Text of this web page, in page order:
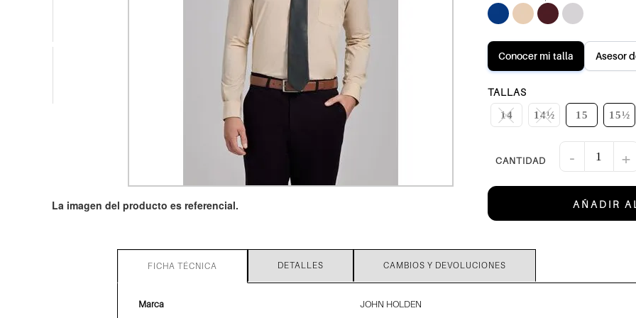
Conocer mi talla Asesor
TALLAS
14 14½ 15 15½
- +
AÑADIR
FICHA TÉCNICA DETALLES CAMBIOS Y DEVOLUCIONES
Marca JOHN HOLDEN